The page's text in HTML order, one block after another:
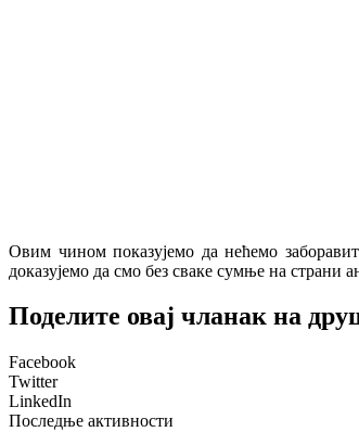
Овим чином показујемо да нећемо
доказујемо да смо без сваке сумње на страни
Поделите овај чланак на
Facebook
Twitter
LinkedIn
Последње активности